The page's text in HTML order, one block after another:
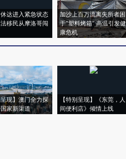
达进入紧急状态
移民从摩洛哥闯
加沙上百万流离失所者困
于“塑料烤箱” 高温引发健
康危机
现】澳门全力探
家新渠道
【特别呈现】《东莞，人
间便利店》倾情上线